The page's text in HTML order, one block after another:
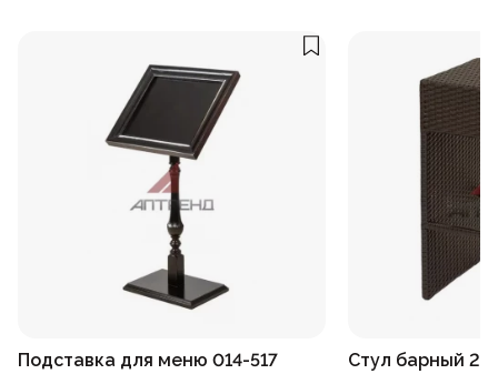
Подставка для меню 014-517 Стул барный